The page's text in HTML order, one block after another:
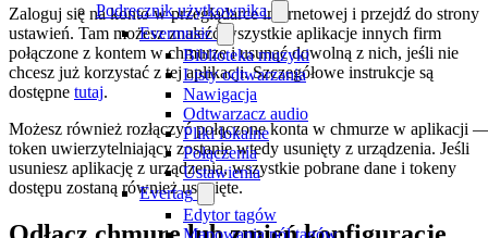
Podręcznik użytkownika
Evermusic
Biblioteka muzyki
Listy odtwarzania
Nawigacja
Odtwarzacz audio
Pliki lokalne
Połączenia
Ustawienia
Evertag
Edytor tagów
Mapowania pól tagów
Zaloguj się na konto w przeglądarce internetowej i przejdź do strony
ustawień. Tam możesz znaleźć wszystkie aplikacje innych firm
połączone z kontem w chmurze i usunąć dowolną z nich, jeśli nie
chcesz już korzystać z tej aplikacji. Szczegółowe instrukcje są
dostępne tutaj.
Możesz również rozłączyć połączone konta w chmurze w aplikacji
token uwierzytelniający zostanie wtedy usunięty z urządzenia. Jeśli
usuniesz aplikację z urządzenia, wszystkie pobrane dane i tokeny
dostępu zostaną również usunięte.